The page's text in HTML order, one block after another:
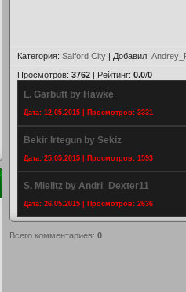
Категория: Salford City | Добавил:
Просмотров: 3762 | Рейтинг: 0.0/0
L. Garbutt by Hawke
Дата: 12.05.2015 | Просмотров: 3331
Bekir Irtegun by Sekiz
Дата: 25.05.2015 | Просмотров: 1593
S. Mielitz by Andri_Dexter11
Дата: 26.05.2015 | Просмотров: 2636
Всего комментариев: 0